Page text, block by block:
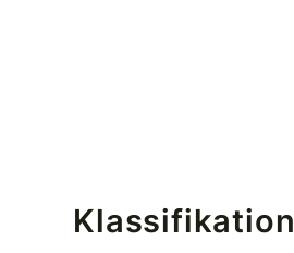
Klassifikation